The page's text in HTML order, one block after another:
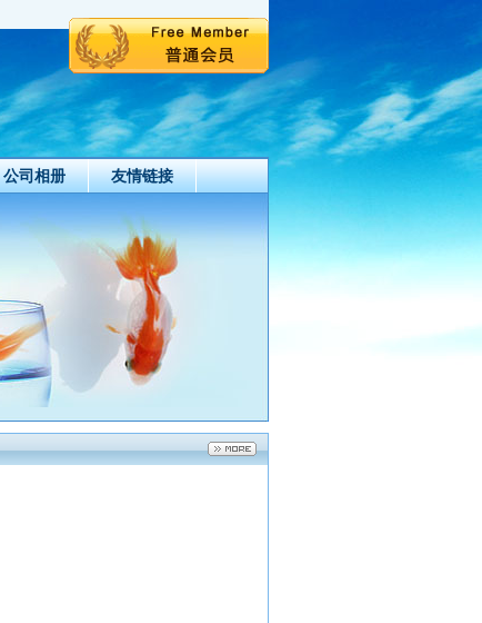
公司相册 友情链接